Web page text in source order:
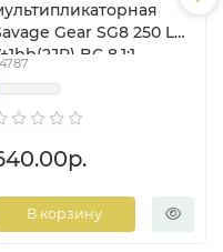
Gear SG8 250 LH
BC 8.1:1
В корзину